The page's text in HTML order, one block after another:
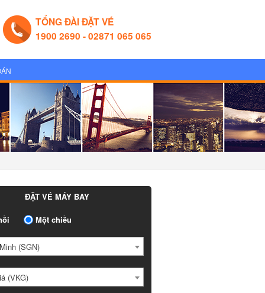
TỔNG ĐÀI ĐẶT VÉ
1900 2690 - 02871 065 065
ĐẶT VÉ MÁY BAY
Một chiều
(SGN)
(VKG)